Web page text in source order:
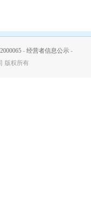
- 经营者信息公示 -
版权所有